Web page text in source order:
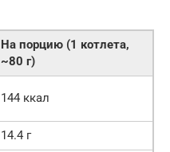
На порцию (1 котлета,
~80 г)
144 ккал
14.4 г